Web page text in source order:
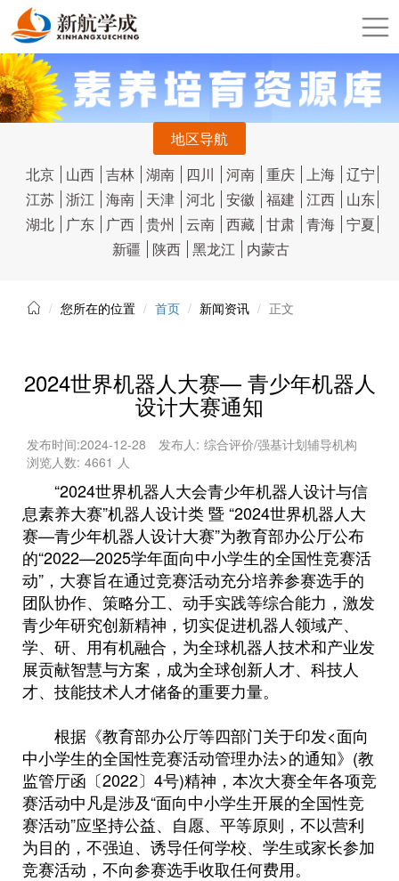
地区导航
北京
山西 吉林 湖南 四川 河南 重庆 上海 辽宁
江苏 浙江 海南 天津 河北 安徽 福建 江西
山东
湖北
广东 广西 贵州 云南 西藏 甘肃 青海 宁夏
新疆
陕西 黑龙江 内蒙古
您所在的位置 首页 新闻资讯 正文
2024世界机器人大赛— 青少年机器人
设计大赛通知
发布时间:2024-12-28 发布人: 综合评价/强基计划辅导机构
浏览人数: 4661 人
“2024世界机器人大会青少年机器人设计与信
息素养大赛”机器人设计类 暨 “2024世界机器人大
赛—青少年机器人设计大赛”为教育部办公厅公布
的“2022—2025学年面向中小学生的全国性竞赛活
动”，大赛旨在通过竞赛活动充分培养参赛选手的
团队协作、策略分工、动手实践等综合能力，激发
青少年研究创新精神，切实促进机器人领域产、
学、研、用有机融合，为全球机器人技术和产业发
展贡献智慧与方案，成为全球创新人才、科技人
才、技能技术人才储备的重要力量。
根据《教育部办公厅等四部门关于印发<面向
中小学生的全国性竞赛活动管理办法>的通知》(教
监管厅函〔2022〕4号)精神，本次大赛全年各项竞
赛活动中凡是涉及“面向中小学生开展的全国性竞
赛活动”应坚持公益、自愿、平等原则，不以营利
为目的，不强迫、诱导任何学校、学生或家长参加
竞赛活动，不向参赛选手收取任何费用。